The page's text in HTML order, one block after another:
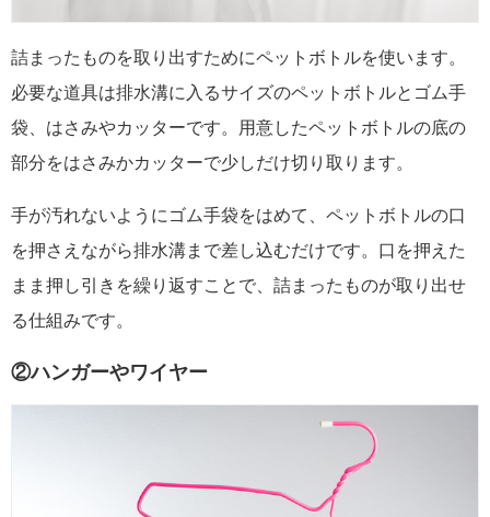
詰まったものを取り出すためにペットボトルを使います。
必要な道具は排水溝に入るサイズのペットボトルとゴム手
袋、はさみやカッターです。用意したペットボトルの底の
部分をはさみかカッターで少しだけ切り取ります。
手が汚れないようにゴム手袋をはめて、ペットボトルの口
を押さえながら排水溝まで差し込むだけです。口を押えた
まま押し引きを繰り返すことで、詰まったものが取り出せ
る仕組みです。
②ハンガーやワイヤー